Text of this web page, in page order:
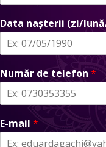
Data nașterii (zi/
Număr de telefon *
E-mail *